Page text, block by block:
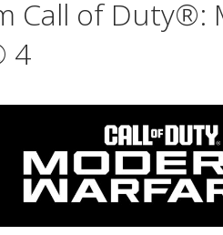
Call of Duty®:
4